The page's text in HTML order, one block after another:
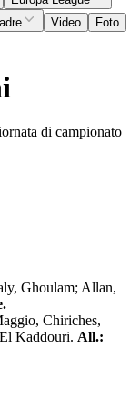
Video
Foto
di campionato
Ghoulam; Allan,
Chiriches,
Kaddouri. All.: